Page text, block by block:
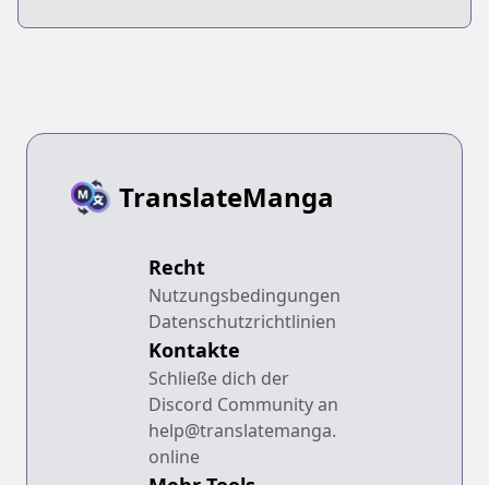
TranslateManga
Recht
Nutzungsbedingungen
Datenschutzrichtlinien
Kontakte
Schließe dich der
Discord Community an
help@translatemanga.
online